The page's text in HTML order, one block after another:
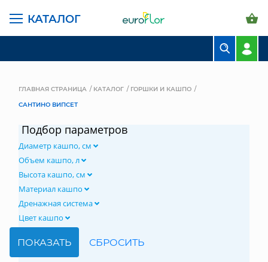
КАТАЛОГ
СВАДЕБНАЯ ФЛОРИСТИКА
ГЛАВНАЯ СТРАНИЦА КАТАЛОГ
ГОРШКИ И КАШПО
САНТИНО ВИПСЕТ
Подбор параметров
Диаметр кашпо, см
Объем кашпо, л
Высота кашпо, см
Материал кашпо
Дренажная система
Цвет кашпо